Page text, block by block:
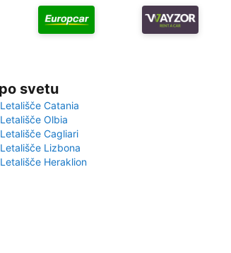
svetu
Letališče Catania
Letališče Olbia
Letališče Cagliari
Letališče Lizbona
Letališče Heraklion